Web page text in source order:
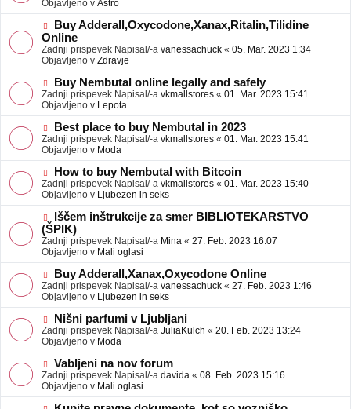
a
v
e
e
o
b
j
a
v
e
Objavljeno v Astro
N
o
v
e
o
b
j
a
v
e
Buy Adderall,Oxycodone,Xanax,Ritalin,Tilidine
Online
Zadnji prispevek Napisal/-a vanessachuck « 05. Mar. 2023 1:34
Objavljeno v Zdravje
N
o
v
e
o
b
j
a
v
e
Buy Nembutal online legally and safely
Zadnji prispevek Napisal/-a vkmallstores « 01. Mar. 2023 15:41
Objavljeno v Lepota
N
o
v
e
o
b
j
a
v
e
Best place to buy Nembutal in 2023
Zadnji prispevek Napisal/-a vkmallstores « 01. Mar. 2023 15:41
Objavljeno v Moda
N
o
v
e
o
b
j
a
v
e
How to buy Nembutal with Bitcoin
Zadnji prispevek Napisal/-a vkmallstores « 01. Mar. 2023 15:40
Objavljeno v Ljubezen in seks
N
o
v
e
o
b
j
a
v
e
Iščem inštrukcije za smer BIBLIOTEKARSTVO
(ŠPIK)
Zadnji prispevek Napisal/-a Mina « 27. Feb. 2023 16:07
Objavljeno v Mali oglasi
N
o
v
e
o
b
j
a
v
e
Buy Adderall,Xanax,Oxycodone Online
Zadnji prispevek Napisal/-a vanessachuck « 27. Feb. 2023 1:46
Objavljeno v Ljubezen in seks
N
o
v
e
o
b
j
a
v
Nišni parfumi v Ljubljani
Zadnji prispevek Napisal/-a JuliaKulch « 20. Feb. 2023 13:24
Objavljeno v Moda
N
o
v
e
o
Vabljeni na nov forum
Zadnji prispevek Napisal/-a davida « 08. Feb. 2023 15:16
Objavljeno v Mali oglasi